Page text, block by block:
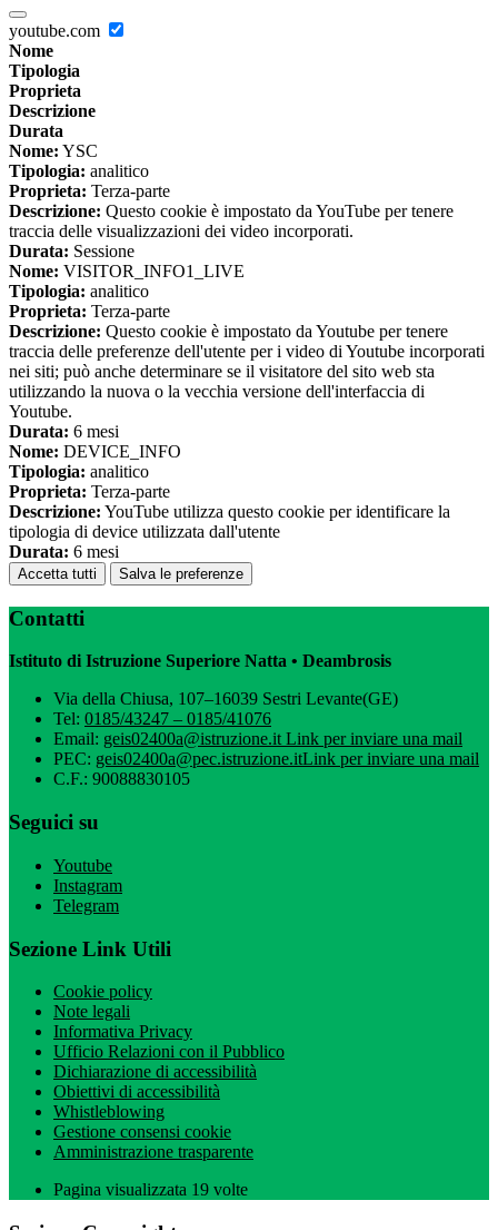
youtube.com
Nome
Tipologia
Proprieta
Descrizione
Durata
Nome: YSC
Tipologia: analitico
Proprieta: Terza-parte
Descrizione: Questo cookie è impostato da YouTube per tenere
traccia delle visualizzazioni dei video incorporati.
Durata: Sessione
Nome: VISITOR_INFO1_LIVE
Tipologia: analitico
Proprieta: Terza-parte
Descrizione: Questo cookie è impostato da Youtube per tenere
traccia delle preferenze dell'utente per i video di Youtube incorporati
nei siti; può anche determinare se il visitatore del sito web sta
utilizzando la nuova o la vecchia versione dell'interfaccia di
Youtube.
Durata: 6 mesi
Nome: DEVICE_INFO
Tipologia: analitico
Proprieta: Terza-parte
Descrizione: YouTube utilizza questo cookie per identificare la
tipologia di device utilizzata dall'utente
Durata: 6 mesi
Accetta tutti Salva le preferenze
Contatti
Istituto di Istruzione Superiore Natta • Deambrosis
Via della Chiusa, 107–16039 Sestri Levante(GE)
Tel: 0185/43247 – 0185/41076
Email: geis02400a@istruzione.itLink per inviare una mail
PEC: geis02400a@pec.istruzione.itLink per inviare una mail
C.F.: 90088830105
Seguici su
Youtube
Instagram
Telegram
Sezione Link Utili
Cookie policy
Note legali
Informativa Privacy
Ufficio Relazioni con il Pubblico
Dichiarazione di accessibilità
Obiettivi di accessibilità
Whistleblowing
Gestione consensi cookie
Amministrazione trasparente
Pagina visualizzata 19 volte